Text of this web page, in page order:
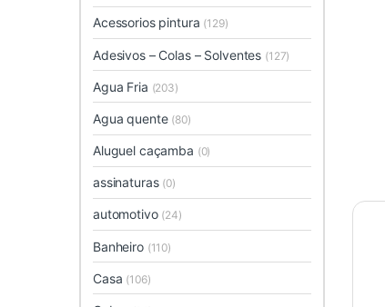
Acessorios pintura (129)
Adesivos – Colas – Solventes (127)
Agua Fria (203)
Agua quente (80)
Aluguel caçamba (0)
assinaturas (0)
automotivo (24)
Banheiro (110)
Casa (106)